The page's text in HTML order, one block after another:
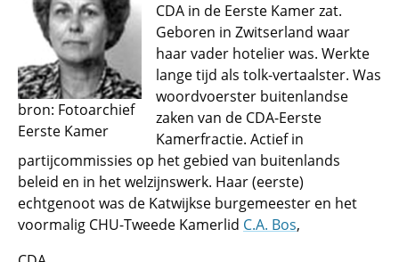
bron: Fotoarchief
Eerste Kamer
CDA in de Eerste Kamer zat.
Geboren in Zwitserland waar
haar vader hotelier was. Werkte
lange tijd als tolk-vertaalster. Was
woordvoerster buitenlandse
zaken van de CDA-Eerste
Kamerfractie. Actief in
partijcommissies op het gebied van buitenlands
beleid en in het welzijnswerk. Haar (eerste)
echtgenoot was de Katwijkse burgemeester en het
voormalig CHU-Tweede Kamerlid C.A. Bos,